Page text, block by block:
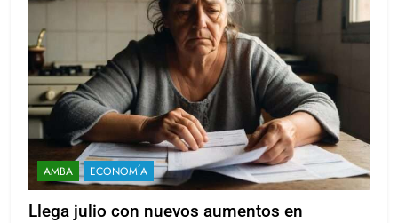
AMBA ECONOMÍA
Llega julio con nuevos aumentos en